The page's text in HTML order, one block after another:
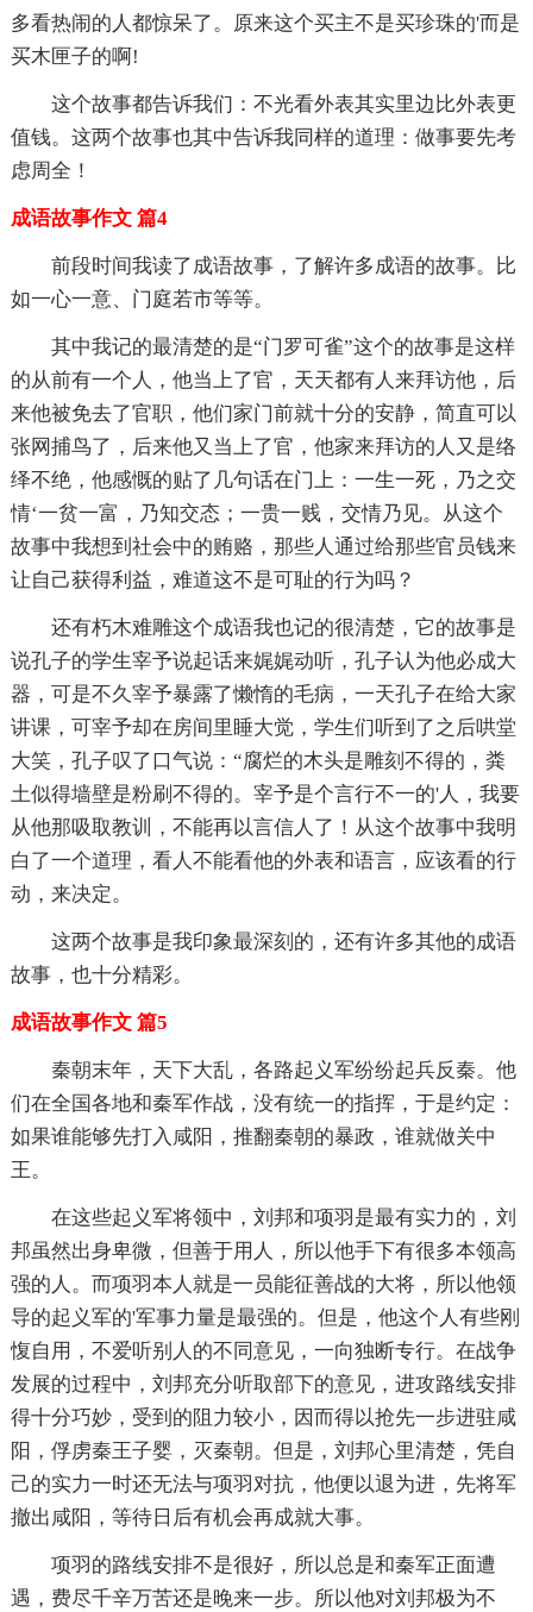
多看热闹的人都惊呆了。原来这个买主不是买珍珠的'而是
买木匣子的啊!
这个故事都告诉我们：不光看外表其实里边比外表更
值钱。这两个故事也其中告诉我同样的道理：做事要先考
虑周全！
成语故事作文 篇4
前段时间我读了成语故事，了解许多成语的故事。比
如一心一意、门庭若市等等。
其中我记的最清楚的是“门罗可雀”这个的故事是这样
的从前有一个人，他当上了官，天天都有人来拜访他，后
来他被免去了官职，他们家门前就十分的安静，简直可以
张网捕鸟了，后来他又当上了官，他家来拜访的人又是络
绎不绝，他感慨的贴了几句话在门上：一生一死，乃之交
情‘一贫一富，乃知交态；一贵一贱，交情乃见。从这个
故事中我想到社会中的贿赂，那些人通过给那些官员钱来
让自己获得利益，难道这不是可耻的行为吗？
还有朽木难雕这个成语我也记的很清楚，它的故事是
说孔子的学生宰予说起话来娓娓动听，孔子认为他必成大
器，可是不久宰予暴露了懒惰的毛病，一天孔子在给大家
讲课，可宰予却在房间里睡大觉，学生们听到了之后哄堂
大笑，孔子叹了口气说：“腐烂的木头是雕刻不得的，粪
土似得墙壁是粉刷不得的。宰予是个言行不一的'人，我要
从他那吸取教训，不能再以言信人了！从这个故事中我明
白了一个道理，看人不能看他的外表和语言，应该看的行
动，来决定。
这两个故事是我印象最深刻的，还有许多其他的成语
故事，也十分精彩。
成语故事作文 篇5
秦朝末年，天下大乱，各路起义军纷纷起兵反秦。他
们在全国各地和秦军作战，没有统一的指挥，于是约定：
如果谁能够先打入咸阳，推翻秦朝的暴政，谁就做关中
王。
在这些起义军将领中，刘邦和项羽是最有实力的，刘
邦虽然出身卑微，但善于用人，所以他手下有很多本领高
强的人。而项羽本人就是一员能征善战的大将，所以他领
导的起义军的'军事力量是最强的。但是，他这个人有些刚
愎自用，不爱听别人的不同意见，一向独断专行。在战争
发展的过程中，刘邦充分听取部下的意见，进攻路线安排
得十分巧妙，受到的阻力较小，因而得以抢先一步进驻咸
阳，俘虏秦王子婴，灭秦朝。但是，刘邦心里清楚，凭自
己的实力一时还无法与项羽对抗，他便以退为进，先将军
撤出咸阳，等待日后有机会再成就大事。
项羽的路线安排不是很好，所以总是和秦军正面遭
遇，费尽千辛万苦还是晚来一步。所以他对刘邦极为不